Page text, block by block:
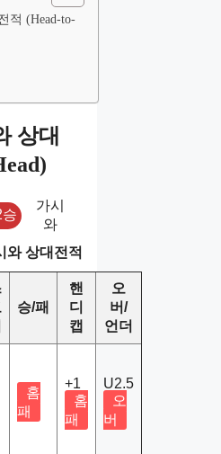
적 (Head-to-
상대
승
가시
와
와 상대전적
승/패
핸
디
캡
오
버/
언더
홈
패
+1
홈
패
U2.5
오
버